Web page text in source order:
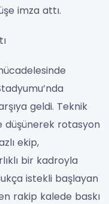
imza attı.
geldi. Teknik
düşünerek rotasyon
ekip,
bir kadroyla
istekli başlayan
rakip kalede baskı